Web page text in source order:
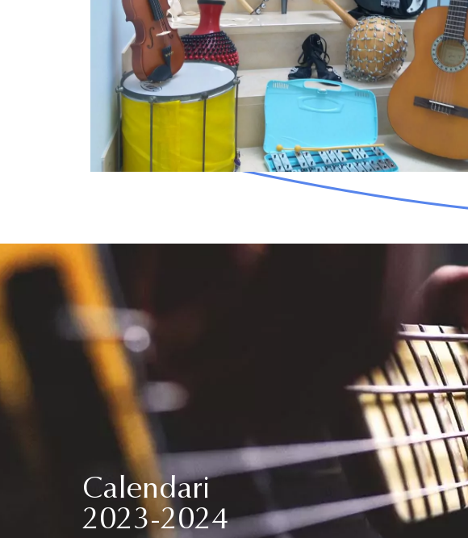
Calendari
2023-2024